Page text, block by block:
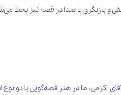
و بازیگری با صدا در قصه نیز بحث
اکرمی، ما در هنر قصه‌گویی با دو نوع